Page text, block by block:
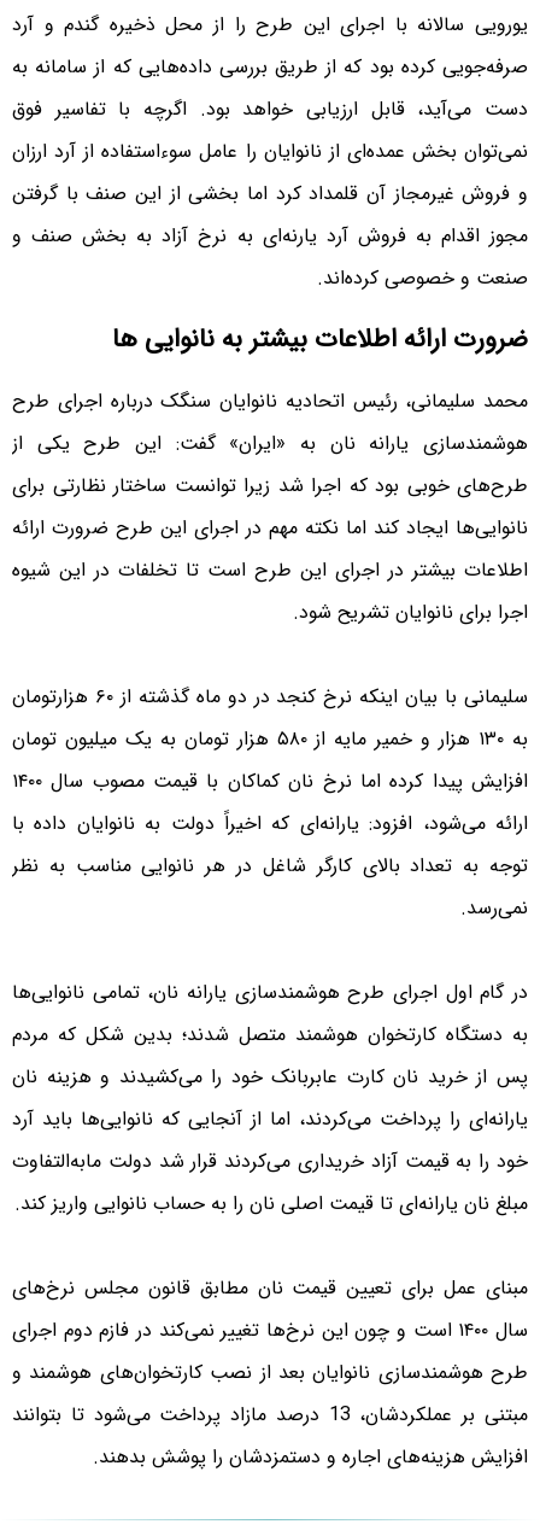
یورویی سالانه با اجرای این طرح را از محل ذخیره گندم و آرد
صرفه‌جویی کرده بود که از طریق بررسی داده‌هایی که از سامانه به
دست می‌آید، قابل ارزیابی خواهد بود. اگرچه با تفاسیر فوق
نمی‌توان بخش عمده‌ای از نانوایان را عامل سوءاستفاده از آرد ارزان
و فروش غیرمجاز آن قلمداد کرد اما بخشی از این صنف با گرفتن
مجوز اقدام به فروش آرد یارنه‌ای به نرخ آزاد به بخش صنف و
صنعت و خصوصی کرده‌اند.
ضرورت ارائه اطلاعات بیشتر به نانوایی ها
محمد سلیمانی، رئیس اتحادیه نانوایان سنگک درباره اجرای طرح
هوشمندسازی یارانه نان به «ایران» گفت: این طرح یکی از
طرح‌های خوبی بود که اجرا شد زیرا توانست ساختار نظارتی برای
نانوایی‌ها ایجاد کند اما نکته مهم در اجرای این طرح ضرورت ارائه
اطلاعات بیشتر در اجرای این طرح است تا تخلفات در این شیوه
اجرا برای نانوایان تشریح شود.
سلیمانی با بیان اینکه نرخ کنجد در دو ماه گذشته از ۶۰ هزارتومان
به ۱۳۰ هزار و خمیر مایه از ۵۸۰ هزار تومان به یک میلیون تومان
افزایش پیدا کرده اما نرخ نان کماکان با قیمت مصوب سال ۱۴۰۰
ارائه می‌شود، افزود: یارانه‌ای که اخیراً دولت به نانوایان داده با
توجه به تعداد بالای کارگر شاغل در هر نانوایی مناسب به نظر
نمی‌رسد.
در گام اول اجرای طرح هوشمندسازی یارانه نان، تمامی نانوایی‌ها
به دستگاه کارتخوان هوشمند متصل شدند؛ بدین شکل که مردم
پس از خرید نان کارت عابربانک خود را می‌کشیدند و هزینه نان
یارانه‌ای را پرداخت می‌کردند، اما از آنجایی که نانوایی‌ها باید آرد
خود را به قیمت آزاد خریداری می‌کردند قرار شد دولت مابه‌التفاوت
مبلغ نان یارانه‌ای تا قیمت اصلی نان را به حساب نانوایی واریز ‌کند.
مبنای عمل برای تعیین قیمت نان مطابق قانون مجلس نرخ‌های
سال ۱۴۰۰ است و چون این نرخ‌ها تغییر نمی‌کند در فازم دوم اجرای
طرح هوشمندسازی نانوایان بعد از نصب کارتخوان‌های هوشمند و
مبتنی بر عملکردشان، 13 درصد مازاد پرداخت می‌شود تا بتوانند
افزایش هزینه‌های اجاره و دستمزدشان را پوشش بدهند.